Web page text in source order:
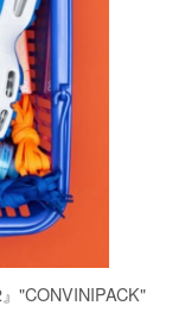
"CONVINIPACK"